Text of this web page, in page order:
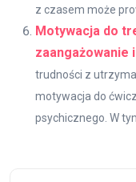
z czasem może
Motywacja do
zaangażowanie
trudności z
motywacja do
psychicznego. W